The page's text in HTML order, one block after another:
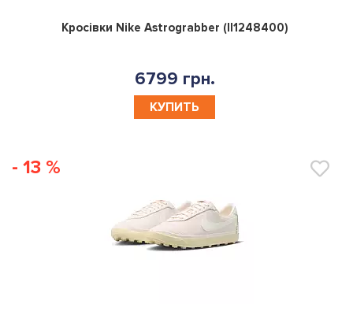
0
Кросівки Nike Astrograbber (II1248400)
6799 грн.
КУПИТЬ
- 13 %